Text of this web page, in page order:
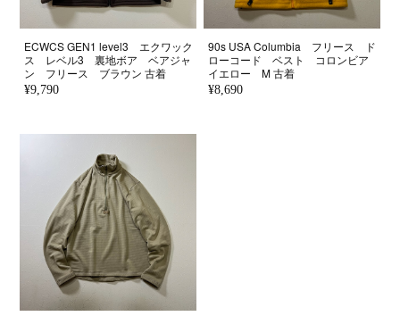
ECWCS GEN1 level3 エクワック
ス レベル3 裏地ボア ベアジャ
ン フリース ブラウン 古着
¥9,790
90s USA Columbia フリース ド
ローコード ベスト コロンビア
イエロー M 古着
¥8,690